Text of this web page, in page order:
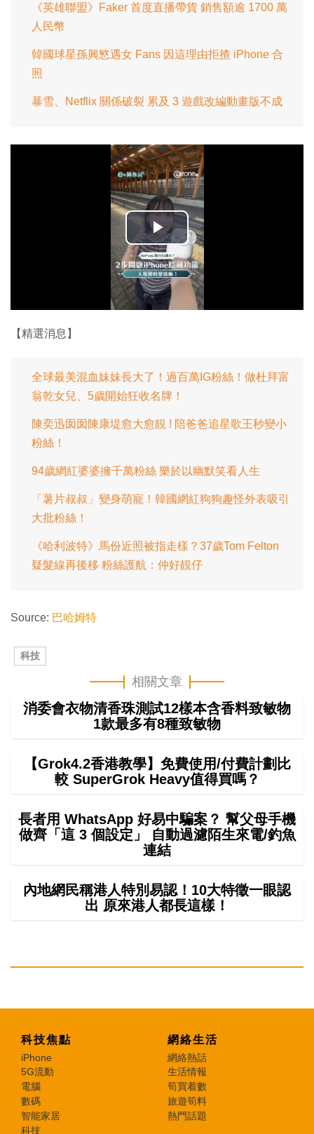
《英雄聯盟》Faker 首度直播帶貨 銷售額逾 1700 萬
人民幣
韓國球星孫興慜遇女 Fans 因這理由拒揸 iPhone 合
照
暴雪、Netflix 關係破裂 累及 3 遊戲改編動畫版不成
播
放
影
【精選消息】
全球最美混血妹妹長大了！過百萬IG粉絲！做杜拜富
翁乾女兒、5歲開始狂收名牌！
陳奕迅囡囡陳康堤愈大愈靚 ! 陪爸爸追星歌王秒變小
粉絲！
94歲網紅婆婆擁千萬粉絲 樂於以幽默笑看人生
「薯片叔叔」變身萌寵！韓國網紅狗狗趣怪外表吸引
大批粉絲！
《哈利波特》馬份近照被指走樣？37歲Tom Felton
疑髮線再後移 粉絲護航：仲好靚仔
Source: 巴哈姆特
科技
相關文章
消委會衣物清香珠測試12樣本含香料致敏物
1款最多有8種致敏物
【Grok4.2香港教學】免費使用/付費計劃比
較 SuperGrok Heavy值得買嗎？
長者用 WhatsApp 好易中騙案？ 幫父母手機
做齊「這 3 個設定」 自動過濾陌生來電/釣魚
連結
內地網民稱港人特別易認！10大特徵一眼認
出 原來港人都長這樣！
科技焦點
iPhone
5G流動
電腦
數碼
智能家居
科技
網絡生活
網絡熱話
生活情報
筍買着數
旅遊筍料
熱門話題